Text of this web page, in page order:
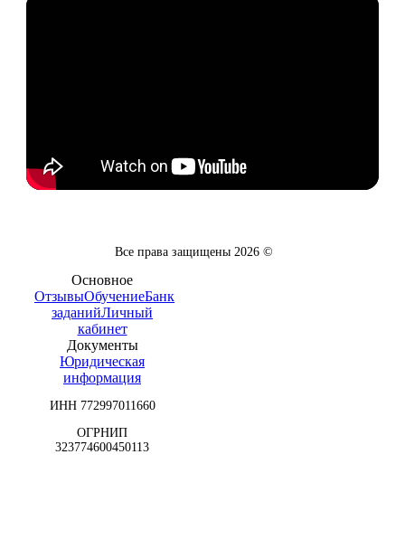
Все права защищены2026 ©
Основное
ОтзывыОбучениеБанк
заданийЛичный
кабинет
Документы
Юридическая
информация
ИНН 772997011660
ОГРНИП
323774600450113